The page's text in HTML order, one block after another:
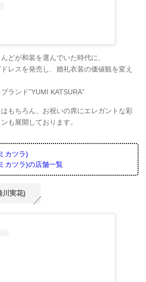
どが和装を選んでいた時代に、
レスを発売し、婚礼衣装の価値観を変え
ランド”YUMI KATSURA”
もちろん、お祝いの席にエレガントな彩
も展開しております。
カツラ)
カツラ)の店舗一覧
実花)